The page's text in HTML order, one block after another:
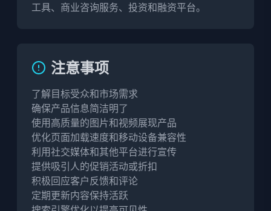
工具、商业咨询服务、投资和融资平台。
注意事项
了解目标受众和市场需求
确保产品信息简洁明了
使用高质量的图片和视频展现产品
优化页面加载速度和移动设备兼容性
利用社交媒体和其他平台进行宣传
提供吸引人的促销活动或折扣
积极回应客户反馈和评论
定期更新内容保持活跃